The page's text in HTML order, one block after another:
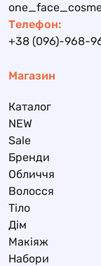
Телефон:
+38 (096)-968-
Магазин
Каталог
NEW
Sale
Бренди
Обличчя
Волосся
Тіло
Дім
Макіяж
Набори